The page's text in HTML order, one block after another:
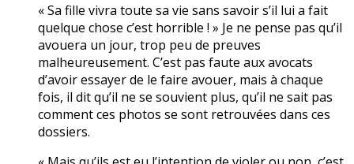
« Sa fille vivra toute sa vie sans savoir s’il lui a fait
quelque chose c’est horrible ! » Je ne pense pas qu’il
avouera un jour, trop peu de preuves
malheureusement. C’est pas faute aux avocats
d’avoir essayer de le faire avouer, mais à chaque
fois, il dit qu’il ne se souvient plus, qu’il ne sait pas
comment ces photos se sont retrouvées dans ces
dossiers.